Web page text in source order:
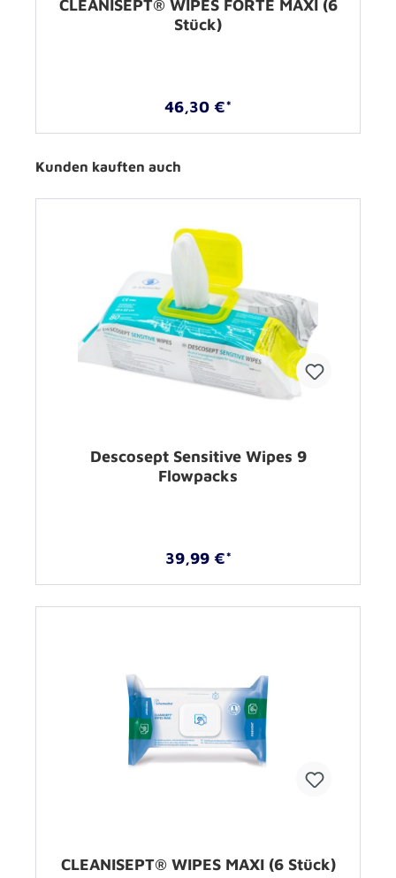
CLEANISEPT® WIPES FORTE MAXI (6
Stück)
46,30 €*
Kunden kauften auch
Descosept Sensitive Wipes 9
Flowpacks
39,99 €*
CLEANISEPT® WIPES MAXI (6 Stück)